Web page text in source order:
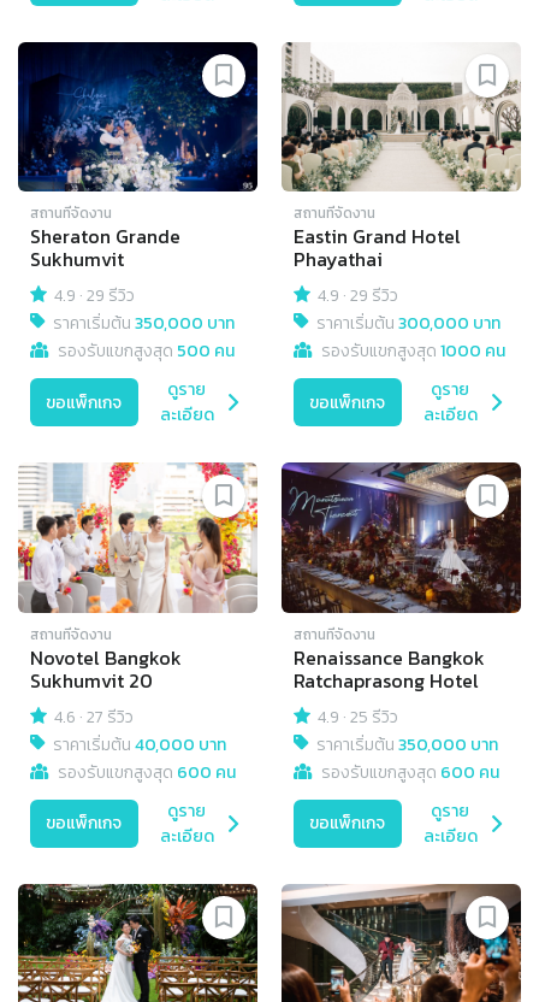
สถานที่จัดงาน
Sheraton Grande
Sukhumvit
4.9 ·29 รีวิว
ราคาเริ่มต้น350,000 บาท
รองรับแขกสูงสุด 500 คน
ขอแพ็กเกจ
ดูราย
ละเอียด
สถานที่จัดงาน
Eastin Grand Hotel
Phayathai
4.9 ·29 รีวิว
ราคาเริ่มต้น300,000 บาท
รองรับแขกสูงสุด1000 คน
ขอแพ็กเกจ
ดูราย
ละเอียด
สถานที่จัดงาน
Novotel Bangkok
Sukhumvit 20
4.6 ·27 รีวิว
ราคาเริ่มต้น40,000 บาท
รองรับแขกสูงสุด 600 คน
ขอแพ็กเกจ
ดูราย
ละเอียด
สถานที่จัดงาน
Renaissance Bangkok
Ratchaprasong Hotel
4.9 ·25 รีวิว
ราคาเริ่มต้น350,000 บาท
รองรับแขกสูงสุด 600 คน
ขอแพ็กเกจ
ดูราย
ละเอียด